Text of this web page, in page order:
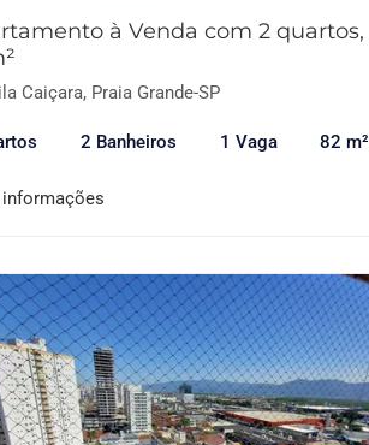
à Venda com 2 quartos,
Caiçara, Praia Grande-SP
2 Banheiros 1 Vaga 82 m²